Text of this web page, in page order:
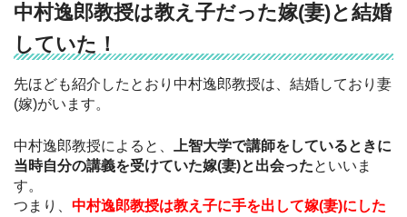
中村逸郎教授は教え子だった嫁(妻)と結婚
していた！
先ほども紹介したとおり中村逸郎教授は、結婚しており妻
(嫁)がいます。
中村逸郎教授によると、
上智大学で講師をしているときに
当時自分の講義を受けていた嫁(妻)と出会ったといいま
す。
つまり、 中村逸郎教授は教え子に手を出して嫁(妻)にした